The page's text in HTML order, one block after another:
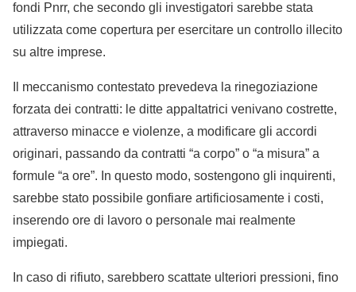
fondi Pnrr, che secondo gli investigatori sarebbe stata
utilizzata come copertura per esercitare un controllo illecito
su altre imprese.
Il meccanismo contestato prevedeva la rinegoziazione
forzata dei contratti: le ditte appaltatrici venivano costrette,
attraverso minacce e violenze, a modificare gli accordi
originari, passando da contratti “a corpo” o “a misura” a
formule “a ore”. In questo modo, sostengono gli inquirenti,
sarebbe stato possibile gonfiare artificiosamente i costi,
inserendo ore di lavoro o personale mai realmente
impiegati.
In caso di rifiuto, sarebbero scattate ulteriori pressioni, fino